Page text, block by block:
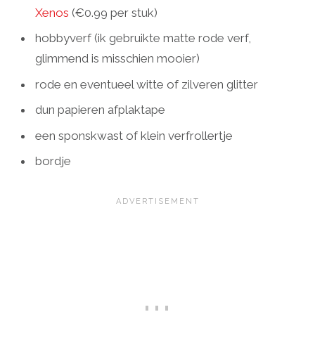
Xenos (€0.99 per stuk)
hobbyverf (ik gebruikte matte rode verf,
glimmend is misschien mooier)
rode en eventueel witte of zilveren glitter
dun papieren afplaktape
een sponskwast of klein verfrollertje
bordje